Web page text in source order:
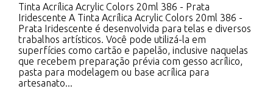
Tinta Acrílica Acrylic Colors 20ml 386 - Prata
Iridescente A Tinta Acrílica Acrylic Colors 20ml 386 -
Prata Iridescente é desenvolvida para telas e diversos
trabalhos artísticos. Você pode utilizá-la em
superfícies como cartão e papelão, inclusive naquelas
que recebem preparação prévia com gesso acrílico,
pasta para modelagem ou base acrílica para
artesanato...